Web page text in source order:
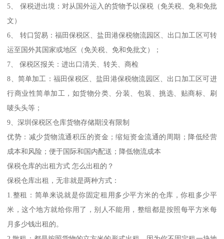
5、 保税进出境：对从国外运入的货物予以保税（免关税、免和免批
文）
6、 转口贸易：福田保税区、盐田港保税物流园区、出口加工区可转
运至国外其国家或地区（免关税、免和免批文）；
7、 保税区报关：进出口清关、转关、商检
8、简单加工：福田保税区、盐田港保税物流园区、出口加工区可进
行商业性简单加工，如货物分类、分装、包装、挑选、贴商标、刷
唛头头等；
9、深圳保税区仓库货物存储期没有限制
优势：减少货物流通积压的资金；缩短资金流通的周期；降低经营
成本和风险；便于国际和国内配送；降低物流成本
保税仓库的出租方式 怎么出租的？
保税仓库出租，无非就是两种方式：
1.整租：简单来说就是你固定租用多少平方米的仓库，你租多少平
米，这个地方就给你用了，别人不能用，整组都是按照每平方米每
月多少钱出租的。